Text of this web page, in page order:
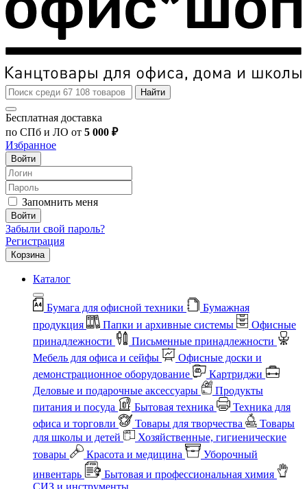
Найти
Бесплатная доставка
по СПб и ЛО от 5 000 ₽
Избранное
Войти
Запомнить меня
Войти
Забыли свой пароль?
Регистрация
Корзина
Каталог
Бумага для офисной техники
Бумажная
продукция
Папки и архивные системы
Офисные
принадлежности
Письменные принадлежности
Мебель для офиса и сейфы
Офисные доски и
демонстрационное оборудование
Картриджи
Деловые и подарочные аксессуары
Продукты
питания и посуда
Бытовая техника
Техника для
офиса и торговли
Товары для творчества
Товары
для школы и детей
Хозяйственные, гигиенические
товары
Красота и медицина
Уборочный
инвентарь
Бытовая и профессиональная химия